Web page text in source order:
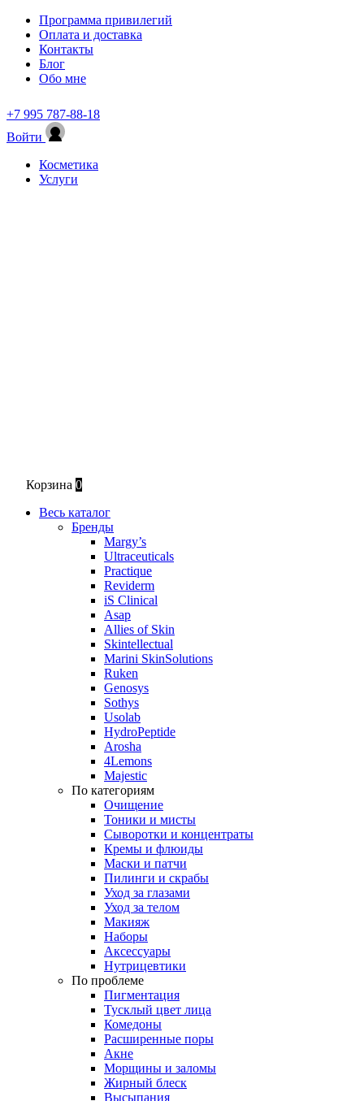
Программа привилегий
Оплата и доставка
Контакты
Блог
Обо мне
+7 995 787-88-18
Войти
Косметика
Услуги
Корзина 0
Весь каталог
Бренды
Margy’s
Ultraceuticals
Practique
Reviderm
iS Clinical
Asap
Allies of Skin
Skintellectual
Marini SkinSolutions
Ruken
Genosys
Sothys
Usolab
HydroPeptide
Arosha
4Lemons
Majestic
По категориям
Очищение
Тоники и мисты
Сыворотки и концентраты
Кремы и флюиды
Маски и патчи
Пилинги и скрабы
Уход за глазами
Уход за телом
Макияж
Наборы
Аксессуары
Нутрицевтики
По проблеме
Пигментация
Тусклый цвет лица
Комедоны
Расширенные поры
Акне
Морщины и заломы
Жирный блеск
Высыпания